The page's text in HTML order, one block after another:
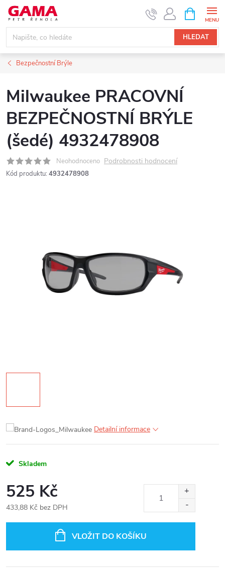
Přejít
obsah
HLEDAT
NÁKUPNÍ
KOŠÍK
Bezpečnostní Brýle
Milwaukee PRACOVNÍ
BEZPEČNOSTNÍ BRÝLE
(šedé) 4932478908
Neohodnoceno Podrobnosti hodnocení
Kód produktu: 4932478908
Detailní informace
Skladem
525 Kč
433,88 Kč bez DPH
VLOŽIT DO KOŠÍKU